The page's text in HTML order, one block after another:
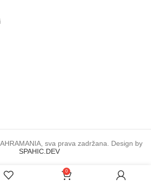
sva prava zadržana. Design by
SPAHIC.DEV
0